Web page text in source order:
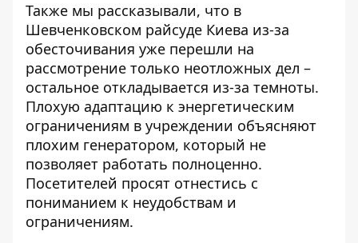
Также мы рассказывали, что в
Шевченковском райсуде Киева из-за
обесточивания уже перешли на
рассмотрение только неотложных дел –
остальное откладывается из-за темноты.
Плохую адаптацию к энергетическим
ограничениям в учреждении объясняют
плохим генератором, который не
позволяет работать полноценно.
Посетителей просят отнестись с
пониманием к неудобствам и
ограничениям.